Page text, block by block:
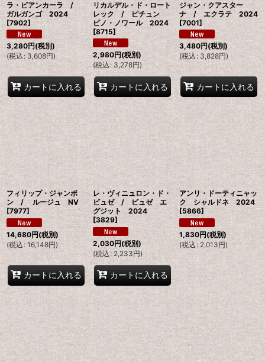
ラ・ビアンカーラ /
ガルガンゴ 2024
[7902]
3,280円(税別)
(税込: 3,608円)
カートに入れる
リカルデル・ド・ロート
レック / ピチュン
ピノ・ノワール 2024
[8715]
2,980円(税別)
(税込: 3,278円)
カートに入れる
ジャン・クアスター
ナ / エクラテ 2024
[7001]
3,480円(税別)
(税込: 3,828円)
カートに入れる
フィリップ・ジャンボ
ン / ルージュ NV
[7977]
14,680円(税別)
(税込 : 16,148円)
カートに入れる
レ・ヴィニュロン・ド・
ビュゼ / ビュゼ エ
グジット 2024
[3829]
2,030円(税別)
(税込 : 2,233円)
カートに入れる
アンリ・ドーティニャッ
ク シャルドネ 2024
[5866]
1,830円(税別)
(税込 : 2,013円)